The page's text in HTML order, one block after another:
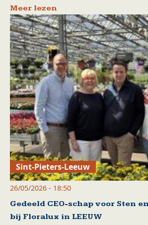
Meer lezen
Sint-Pieters-Leeuw
26/05/2026 - 18:50
Gedeeld CEO-schap voor Sten
bij Floralux in LEEUW